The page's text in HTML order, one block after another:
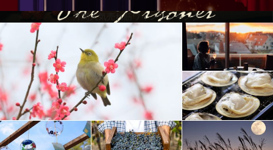
革新的かつ斬新な製法とブレンドに挑戦し、新たなワインを生
み続けている「プリズナー」。
そんなプリズナーのワインづくりと同様に、常に新たな境地に
挑戦し続けるパルクールアスリートでアーティストである
ZEN氏とコラボレーション。
月間人気売れ筋ワインランキング